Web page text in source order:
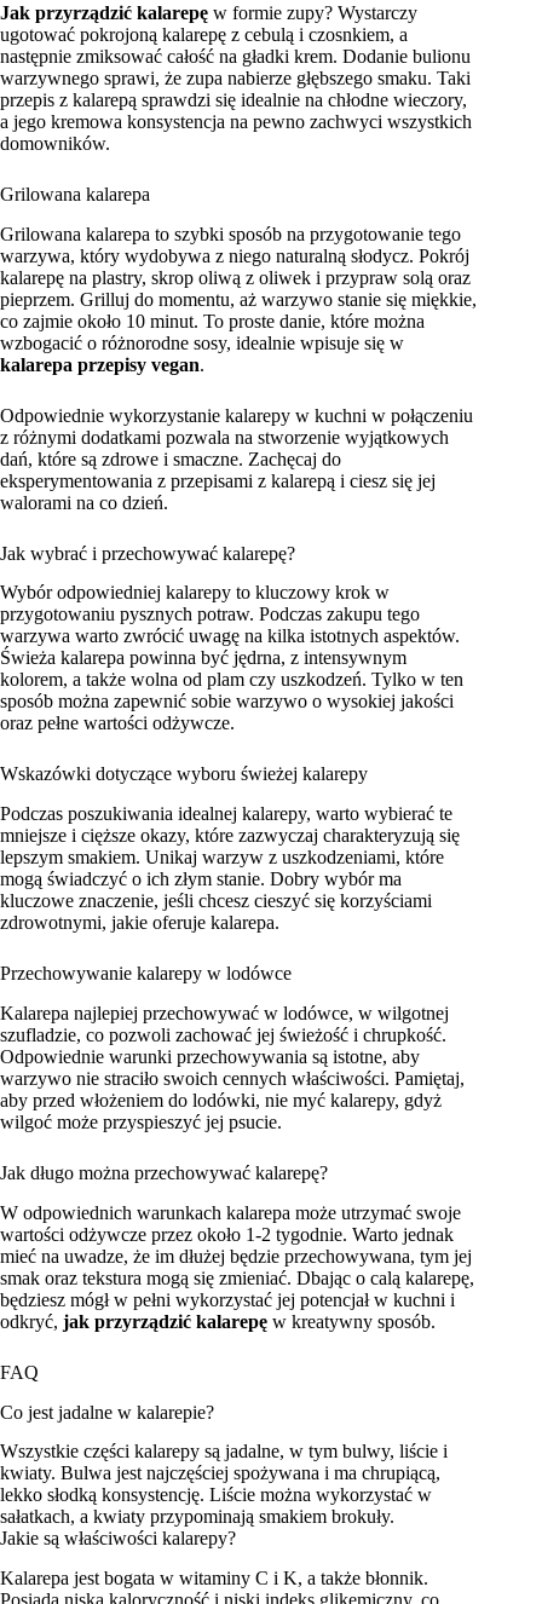
Jak przyrządzić kalarepę w formie zupy? Wystarczy
ugotować pokrojoną kalarepę z cebulą i czosnkiem, a
następnie zmiksować całość na gładki krem. Dodanie bulionu
warzywnego sprawi, że zupa nabierze głębszego smaku. Taki
przepis z kalarepą sprawdzi się idealnie na chłodne wieczory,
a jego kremowa konsystencja na pewno zachwyci wszystkich
domowników.
Grilowana kalarepa
Grilowana kalarepa to szybki sposób na przygotowanie tego
warzywa, który wydobywa z niego naturalną słodycz. Pokrój
kalarepę na plastry, skrop oliwą z oliwek i przypraw solą oraz
pieprzem. Grilluj do momentu, aż warzywo stanie się miękkie,
co zajmie około 10 minut. To proste danie, które można
wzbogacić o różnorodne sosy, idealnie wpisuje się w
kalarepa przepisy vegan.
Odpowiednie wykorzystanie kalarepy w kuchni w połączeniu
z różnymi dodatkami pozwala na stworzenie wyjątkowych
dań, które są zdrowe i smaczne. Zachęcaj do
eksperymentowania z przepisami z kalarepą i ciesz się jej
walorami na co dzień.
Jak wybrać i przechowywać kalarepę?
Wybór odpowiedniej kalarepy to kluczowy krok w
przygotowaniu pysznych potraw. Podczas zakupu tego
warzywa warto zwrócić uwagę na kilka istotnych aspektów.
Świeża kalarepa powinna być jędrna, z intensywnym
kolorem, a także wolna od plam czy uszkodzeń. Tylko w ten
sposób można zapewnić sobie warzywo o wysokiej jakości
oraz pełne wartości odżywcze.
Wskazówki dotyczące wyboru świeżej kalarepy
Podczas poszukiwania idealnej kalarepy, warto wybierać te
mniejsze i cięższe okazy, które zazwyczaj charakteryzują się
lepszym smakiem. Unikaj warzyw z uszkodzeniami, które
mogą świadczyć o ich złym stanie. Dobry wybór ma
kluczowe znaczenie, jeśli chcesz cieszyć się korzyściami
zdrowotnymi, jakie oferuje kalarepa.
Przechowywanie kalarepy w lodówce
Kalarepa najlepiej przechowywać w lodówce, w wilgotnej
szufladzie, co pozwoli zachować jej świeżość i chrupkość.
Odpowiednie warunki przechowywania są istotne, aby
warzywo nie straciło swoich cennych właściwości. Pamiętaj,
aby przed włożeniem do lodówki, nie myć kalarepy, gdyż
wilgoć może przyspieszyć jej psucie.
Jak długo można przechowywać kalarepę?
W odpowiednich warunkach kalarepa może utrzymać swoje
wartości odżywcze przez około 1-2 tygodnie. Warto jednak
mieć na uwadze, że im dłużej będzie przechowywana, tym jej
smak oraz tekstura mogą się zmieniać. Dbając o calą kalarepę,
będziesz mógł w pełni wykorzystać jej potencjał w kuchni i
odkryć, jak przyrządzić kalarepę w kreatywny sposób.
FAQ
Co jest jadalne w kalarepie?
Wszystkie części kalarepy są jadalne, w tym bulwy, liście i
kwiaty. Bulwa jest najczęściej spożywana i ma chrupiącą,
lekko słodką konsystencję. Liście można wykorzystać w
sałatkach, a kwiaty przypominają smakiem brokuły.
Jakie są właściwości kalarepy?
Kalarepa jest bogata w witaminy C i K, a także błonnik.